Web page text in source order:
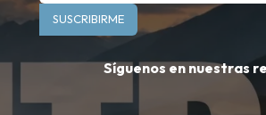
SUSCRIBIRME
Síguenos en nuestras